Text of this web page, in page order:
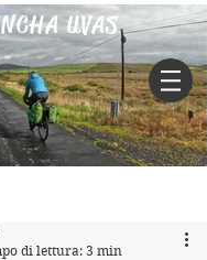
UVAS
di lettura: 3 min